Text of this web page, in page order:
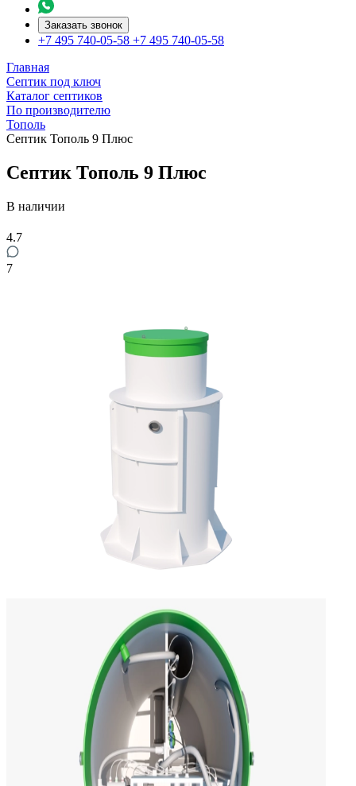
Заказать звонок
+7 495 740-05-58 +7 495 740-05-58
Главная
Септик под ключ
Каталог септиков
По производителю
Тополь
Септик Тополь 9 Плюс
Септик Тополь 9 Плюс
В наличии
4.7
7